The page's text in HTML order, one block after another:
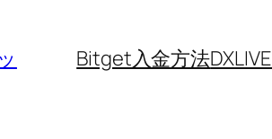
Bitget入金方法